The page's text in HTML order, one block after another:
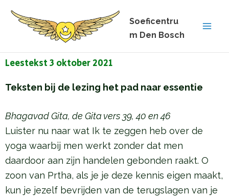
inhoud
Soeficentru
m Den Bosch
Leestekst 3 oktober 2021
Teksten bij de lezing het pad naar essentie
Bhagavad Gita, de Gita vers 39, 40 en 46
Luister nu naar wat Ik te zeggen heb over de
yoga waarbij men werkt zonder dat men
daardoor aan zijn handelen gebonden raakt. O
zoon van Prtha, als je je deze kennis eigen maakt,
kun je jezelf bevrijden van de terugslagen van je